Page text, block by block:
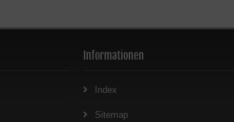
Informationen
Index
Sitemap